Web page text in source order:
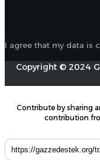
I agree that my data is
Copyright © 2024
Contribute by sharing
contribution